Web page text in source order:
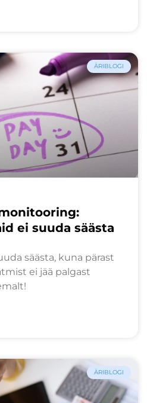
ÄRIBLOGI
ei suuda säästa
säästa, kuna pärast
ei jää palgast
ÄRIBLOGI